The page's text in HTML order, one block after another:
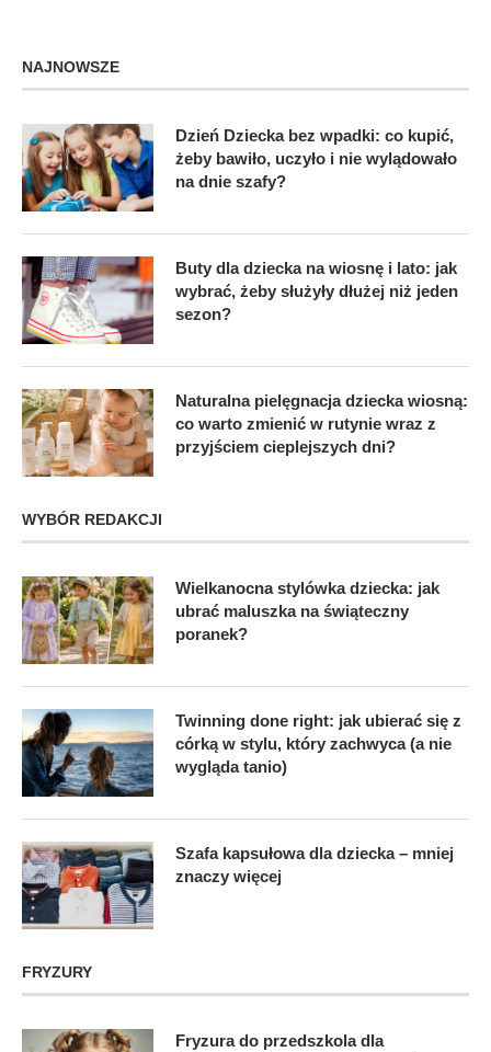
NAJNOWSZE
Dzień Dziecka bez wpadki: co kupić,
żeby bawiło, uczyło i nie wylądowało
na dnie szafy?
Buty dla dziecka na wiosnę i lato: jak
wybrać, żeby służyły dłużej niż jeden
sezon?
Naturalna pielęgnacja dziecka wiosną:
co warto zmienić w rutynie wraz z
przyjściem cieplejszych dni?
WYBÓR REDAKCJI
Wielkanocna stylówka dziecka: jak
ubrać maluszka na świąteczny
poranek?
Twinning done right: jak ubierać się z
córką w stylu, który zachwyca (a nie
wygląda tanio)
Szafa kapsułowa dla dziecka – mniej
znaczy więcej
FRYZURY
Fryzura do przedszkola dla